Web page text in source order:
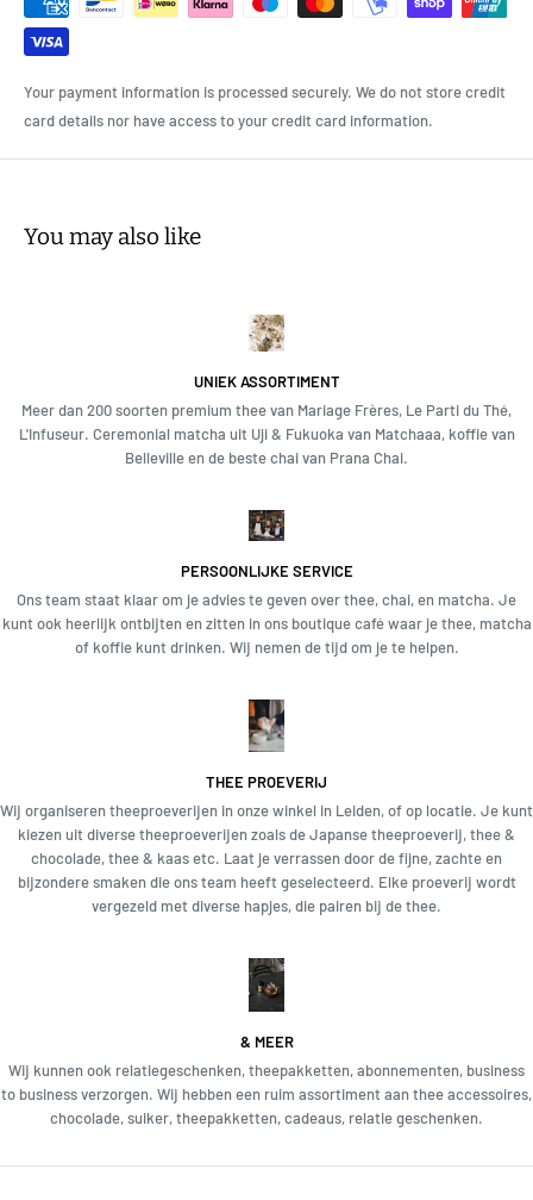
– De rustgevende infusie is 's ochtends, overdag en/of' s avonds te
genieten
Doe een theelepel van de kruidenthee om je infusie voor te bereiden.
Your payment information is processed securely. We do not store credit
card details nor have access to your credit card information.
You may also like
UNIEK ASSORTIMENT
Meer dan 200 soorten premium thee van Mariage Frères, Le Parti du Thé,
L'Infuseur. Ceremonial matcha uit Uji & Fukuoka van Matchaaa, koffie van
Belleville en de beste chai van Prana Chai.
PERSOONLIJKE SERVICE
Ons team staat klaar om je advies te geven over thee, chai, en matcha. Je
kunt ook heerlijk ontbijten en zitten in ons boutique café waar je thee, matcha
of koffie kunt drinken. Wij nemen de tijd om je te helpen.
THEE PROEVERIJ
Wij organiseren theeproeverijen in onze winkel in Leiden, of op locatie. Je kunt
kiezen uit diverse theeproeverijen zoals de Japanse theeproeverij, thee &
chocolade, thee & kaas etc. Laat je verrassen door de fijne, zachte en
bijzondere smaken die ons team heeft geselecteerd. Elke proeverij wordt
vergezeld met diverse hapjes, die pairen bij de thee.
& MEER
Wij kunnen ook relatiegeschenken, theepakketten, abonnementen, business
to business verzorgen. Wij hebben een ruim assortiment aan thee accessoires,
chocolade, suiker, theepakketten, cadeaus, relatie geschenken.